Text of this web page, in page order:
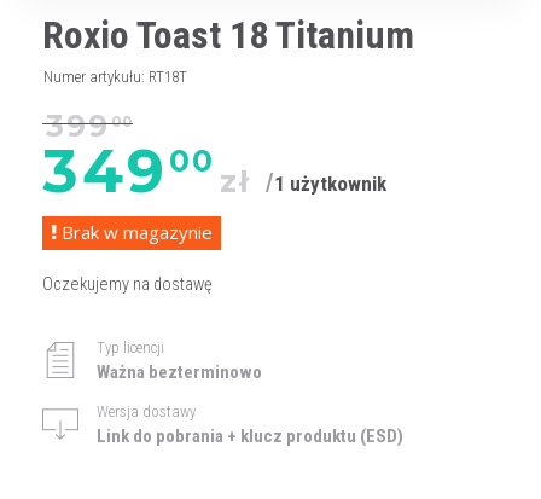
Roxio Toast 18 Titanium
Numer artykułu: RT18T
39900
349 00
zł
1 użytkownik
Brak w magazynie
Oczekujemy na dostawę
Typ licencji
Ważna bezterminowo
Wersja dostawy
Link do pobrania + klucz produktu (ESD)